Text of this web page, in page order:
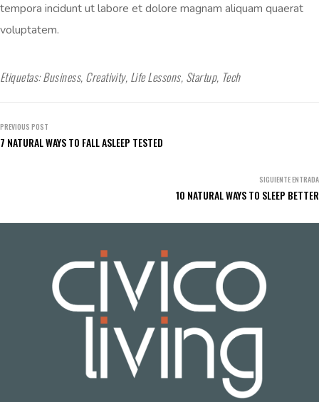
tempora incidunt ut labore et dolore magnam aliquam quaerat
voluptatem.
Etiquetas:Business, Creativity, Life Lessons, Startup, Tech
PREVIOUS POST
7 NATURAL WAYS TO FALL ASLEEP TESTED
SIGUIENTE ENTRADA
10 NATURAL WAYS TO SLEEP BETTER